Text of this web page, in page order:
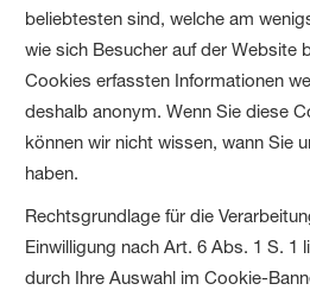
beliebtesten sind, welche am
wie sich Besucher auf der Website
Cookies erfassten Informationen
deshalb anonym. Wenn Sie diese
können wir nicht wissen, wann Sie
haben.
Rechtsgrundlage für die
Einwilligung nach Art. 6 Abs. 1 S. 1
durch Ihre Auswahl im Cookie-